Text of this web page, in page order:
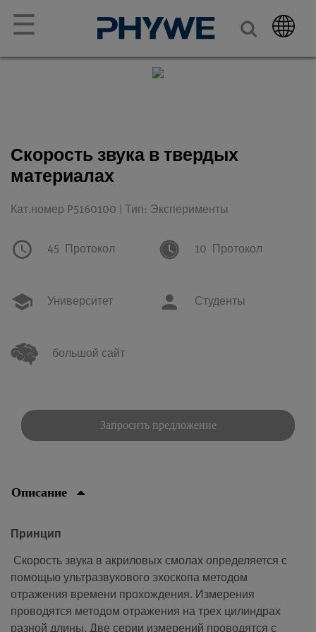
☰
Скорость звука в твердых
материалах
Кат.номер P5160100 | Тип: Эксперименты
45 Протокол 10 Протокол
Университет Студенты
большой сайт
Запросить предложение
Описание
Принцип
Скорость звука в акриловых смолах определяется с
помощью ультразвукового эхоскопа методом
отражения времени прохождения. Измерения
проводятся методом отражения на трех цилиндрах
разной длины. Две серии измерений проводятся с